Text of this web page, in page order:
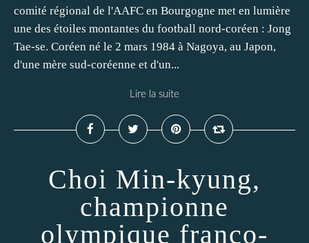
comité régional de l'AAFC en Bourgogne met en lumière
une des étoiles montantes du football nord-coréen : Jong
Tae-se. Coréen né le 2 mars 1984 à Nagoya, au Japon,
d'une mère sud-coréenne et d'un...
Lire la suite
Choi Min-kyung,
championne
olympique franco-